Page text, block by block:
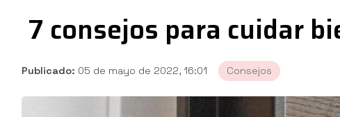
7 consejos para cuidar
Publicado: 05 de mayo de 2022, 16:01 Consejos